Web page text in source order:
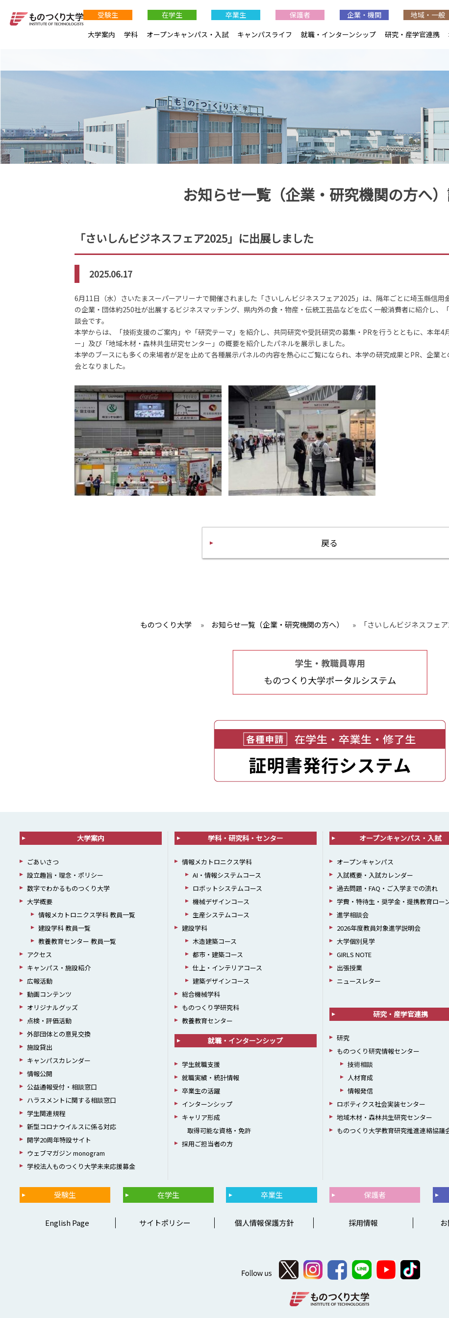
お知らせ一覧（企業・研究機関の方へ
「さいしんビジネスフェア2025」に出展しました
2025.06.17
6月11日（水）さいたまスーパーアリーナで開催されました「さいしんビジネスフェア2025」は、隔年ごとに埼玉縣信
の企業・団体約250社が出展するビジネスマッチング、県内外の食・物産・伝統工芸品などを広く一般消費者に紹介し、
談会です。
本学からは、「技術支援のご案内」や「研究テーマ」を紹介し、共同研究や受託研究の募集・PRを行うとともに、本年4
ー」及び「地域木材・森林共生研究センター」の概要を紹介したパネルを展示しました。
本学のブースにも多くの来場者が足を止めて各種展示パネルの内容を熱心にご覧になられ、本学の研究成果とPR、企業
会となりました。
戻る
受験生 在学生 卒業生 保護者 企業・機関
地域・一般
大学案内
学科 オープンキャンパス・入試 キャンパスライフ 就職・インターンシップ 研究・産学官連携
ものつくり大学 » お知らせ一覧（企業・研究機関の方へ） » 「さいしんビジネスフェ
大学案内
ごあいさつ
設立趣旨・理念・ポリシー
数字でわかるものつくり大学
大学概要
情報メカトロニクス学科 教員一覧
建設学科 教員一覧
教養教育センター 教員一覧
アクセス
キャンパス・施設紹介
広報活動
動画コンテンツ
オリジナルグッズ
点検・評価活動
外部団体との意見交換
施設貸出
キャンパスカレンダー
情報公開
公益通報受付・相談窓口
ハラスメントに関する相談窓口
学生関連規程
新型コロナウイルスに係る対応
開学20周年特設サイト
ウェブマガジン monogram
学校法人ものつくり大学未来応援募金
学科・研究科・センター
情報メカトロニクス学科
AI・情報システムコース
ロボットシステムコース
機械デザインコース
生産システムコース
建設学科
木造建築コース
都市・建築コース
仕上・インテリアコース
建築デザインコース
総合機械学科
ものつくり学研究科
教養教育センター
就職・インターンシップ
学生就職支援
就職実績・統計情報
卒業生の活躍
インターンシップ
キャリア形成
取得可能な資格・免許
採用ご担当者の方
オープンキャンパス・入試
オープンキャンパス
入試概要・入試カレンダー
過去問題・FAQ・ご入学までの流れ
学費・特待生・奨学金・提携教育ロー
進学相談会
2026年度教員対象進学説明会
大学個別見学
GIRLS NOTE
出張授業
ニュースレター
研究・産学官連携
研究
ものつくり研究情報センター
技術相談
人材育成
情報発信
ロボティクス社会実装センター
地域木材・森林共生研究センター
ものつくり大学教育研究推進連絡協議
受験生 在学生 卒業生 保護者
English Page サイトポリシー 個人情報保護方針 採用情報